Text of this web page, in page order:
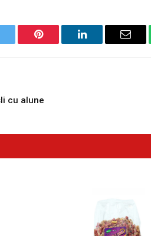
Pinterest LinkedIn Email
cu alune